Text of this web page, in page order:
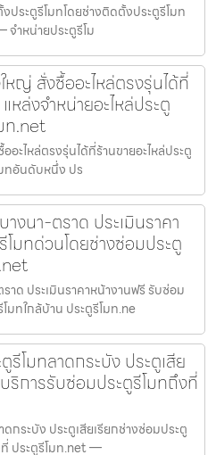
ระตูรีโมทโดยช่างติดตั้งประตูรีโมท
ำหน่ายประตูรีโม
หญ่ สั่งซื้ออะไหล่ตรงรุ่นได้ที่
หล่งจำหน่ายอะไหล่ประตู
ท.net
ะไหล่ตรงรุ่นได้ที่ร้านขายอะไหล่ประตู
มทอันดับหนึ่ง ปร
างนา-ตราด ประเมินราคา
มทด่วนโดยช่างซ่อมประตู
าด ประเมินราคาหน้างานฟรี รับซ่อม
มทใกล้บ้าน ประตูรีโมท.ne
โมทลาดกระบัง ประตูเสีย
ริการรับซ่อมประตูรีโมทถึงที่
กระบัง ประตูเสียเรียกช่างซ่อมประตู
ประตูรีโมท.net —